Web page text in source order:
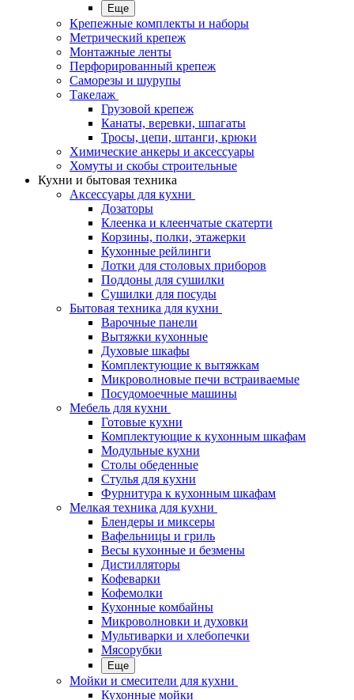
Еще
Крепежные комплекты и наборы
Метрический крепеж
Монтажные ленты
Перфорированный крепеж
Саморезы и шурупы
Такелаж
Грузовой крепеж
Канаты, веревки, шпагаты
Тросы, цепи, штанги, крюки
Химические анкеры и аксессуары
Хомуты и скобы строительные
Кухни и бытовая техника
Аксессуары для кухни
Дозаторы
Клеенка и клеенчатые скатерти
Корзины, полки, этажерки
Кухонные рейлинги
Лотки для столовых приборов
Поддоны для сушилки
Сушилки для посуды
Бытовая техника для кухни
Варочные панели
Вытяжки кухонные
Духовые шкафы
Комплектующие к вытяжкам
Микроволновые печи встраиваемые
Посудомоечные машины
Мебель для кухни
Готовые кухни
Комплектующие к кухонным шкафам
Модульные кухни
Столы обеденные
Стулья для кухни
Фурнитура к кухонным шкафам
Мелкая техника для кухни
Блендеры и миксеры
Вафельницы и гриль
Весы кухонные и безмены
Дистилляторы
Кофеварки
Кофемолки
Кухонные комбайны
Микроволновки и духовки
Мультиварки и хлебопечки
Мясорубки
Еще
Мойки и смесители для кухни
Кухонные мойки